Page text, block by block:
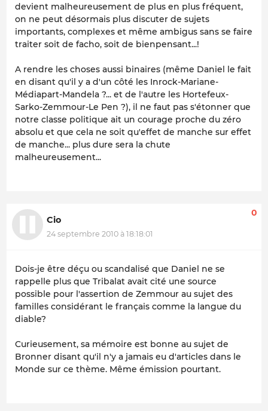
devient malheureusement de plus en plus fréquent,
on ne peut désormais plus discuter de sujets
importants, complexes et même ambigus sans se faire
traiter soit de facho, soit de bienpensant...!
A rendre les choses aussi binaires (même Daniel le fait
en disant qu'il y a d'un côté les Inrock-Mariane-
Médiapart-Mandela ?... et de l'autre les Hortefeux-
Sarko-Zemmour-Le Pen ?), il ne faut pas s'étonner que
notre classe politique ait un courage proche du zéro
absolu et que cela ne soit qu'effet de manche sur effet
de manche... plus dure sera la chute
malheureusement...
Cio
24 septembre 2010 à 18:18:01
0
Dois-je être déçu ou scandalisé que Daniel ne se
rappelle plus que Tribalat avait cité une source
possible pour l'assertion de Zemmour au sujet des
familles considérant le français comme la langue du
diable?
Curieusement, sa mémoire est bonne au sujet de
Bronner disant qu'il n'y a jamais eu d'articles dans le
Monde sur ce thème. Même émission pourtant.